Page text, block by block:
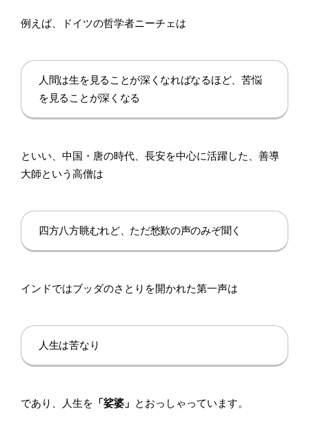
例えば、ドイツの哲学者ニーチェは
人間は生を見ることが深くなればなるほど、苦悩
を見ることが深くなる
といい、中国・唐の時代、長安を中心に活躍した、善導
大師という高僧は
四方八方眺むれど、ただ愁歎の声のみぞ聞く
インドではブッダのさとりを開かれた第一声は
人生は苦なり
であり、人生を 「娑婆」 とおっしゃっています。